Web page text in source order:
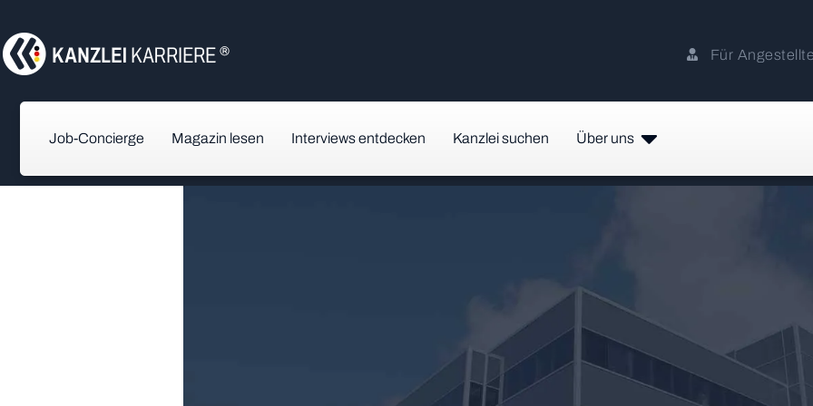
Für
Job-Concierge Magazin lesen Interviews entdecken Kanzlei suchen Über uns